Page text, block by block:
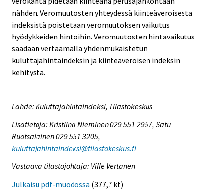
nähden. Veromuutosten yhteydessä kiinteäveroisesta
indeksistä poistetaan veromuutoksen vaikutus
hyödykkeiden hintoihin. Veromuutosten hintavaikutus
saadaan vertaamalla yhdenmukaistetun
kuluttajahintaindeksin ja kiinteäveroisen indeksin
kehitystä.
Lähde: Kuluttajahintaindeksi, Tilastokeskus
Lisätietoja: Kristiina Nieminen 029 551 2957, Satu
Ruotsalainen 029 551 3205,
kuluttajahintaindeksi@tilastokeskus.fi
Vastaava tilastojohtaja: Ville Vertanen
Julkaisu pdf-muodossa (377,7 kt)